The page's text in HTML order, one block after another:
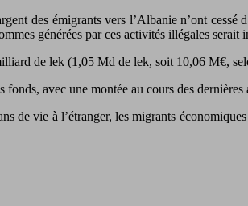
des émigrants vers l’Albanie n’ont
générées par ces activités illégales
de lek (1,05 Md de lek, soit 10,06 M€,
avec une montée au cours des
de vie à l’étranger, les migrants